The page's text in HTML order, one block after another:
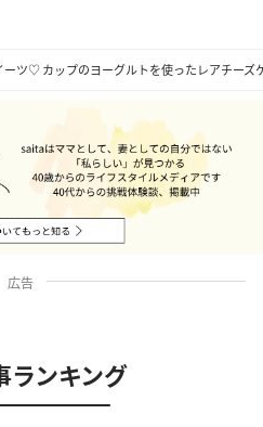
ーツ♡ カップのヨーグルトを使ったレアチーズ
広告
ランキング